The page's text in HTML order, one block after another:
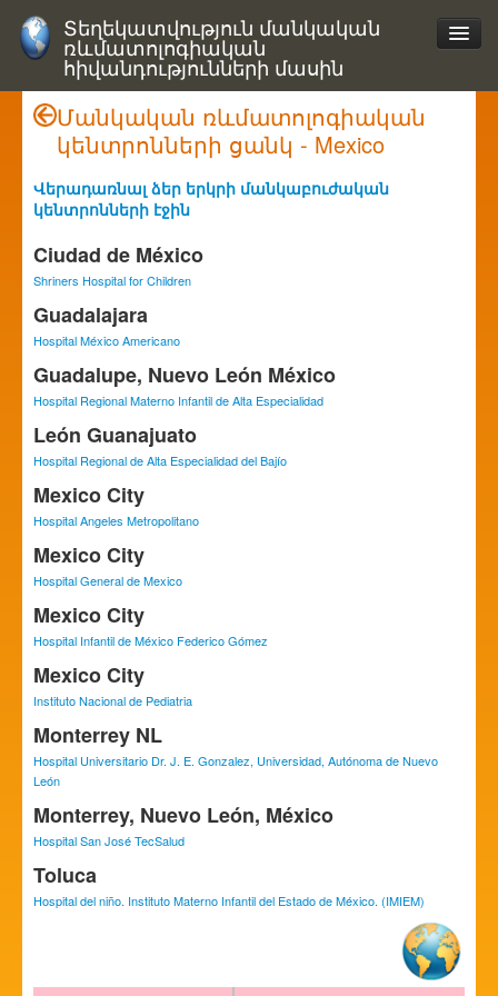
Տեղեկատվություն մանկական
ռևմատոլոգիական
հիվանդությունների մասին
Մանկական ռևմատոլոգիական
կենտրոնների ցանկ - Mexico
Վերադառնալ ձեր երկրի մանկաբուժական
կենտրոնների էջին
Ciudad de México
Shriners Hospital for Children
Guadalajara
Hospital México Americano
Guadalupe, Nuevo León México
Hospital Regional Materno Infantil de Alta Especialidad
León Guanajuato
Hospital Regional de Alta Especialidad del Bajío
Mexico City
Hospital Angeles Metropolitano
Mexico City
Hospital General de Mexico
Mexico City
Hospital Infantil de México Federico Gómez
Mexico City
Instituto Nacional de Pediatria
Monterrey NL
Hospital Universitario Dr. J. E. Gonzalez, Universidad, Autónoma de Nuevo
León
Monterrey, Nuevo León, México
Hospital San José TecSalud
Toluca
Hospital del niño. Instituto Materno Infantil del Estado de México. (IMIEM)